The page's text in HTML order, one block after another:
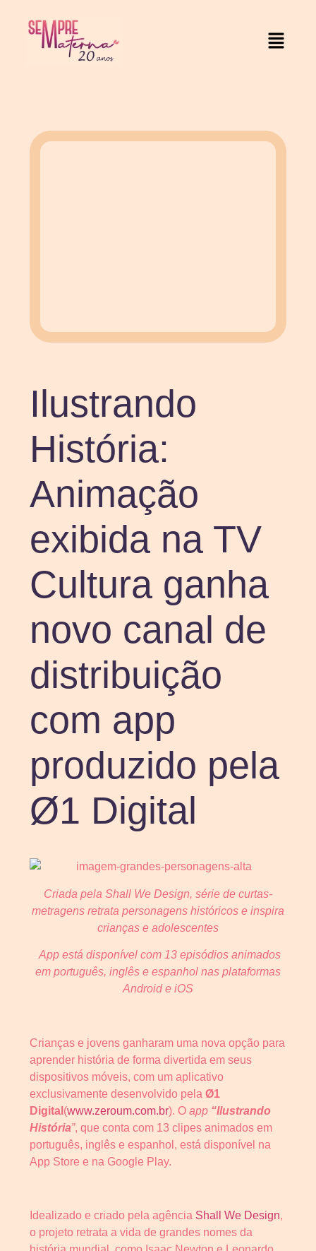
Ilustrando
História:
Animação
exibida na TV
Cultura ganha
novo canal de
distribuição
com app
produzido pela
Ø1 Digital
Criada pela Shall We Design, série de curtas-
metragens retrata personagens históricos e inspira
crianças e adolescentes
App está disponível com 13 episódios animados
em português, inglês e espanhol nas plataformas
Android e iOS
Crianças e jovens ganharam uma nova opção para
aprender história de forma divertida em seus
dispositivos móveis, com um aplicativo
exclusivamente desenvolvido pela Ø1
Digital (www.zeroum.com.br). O app “Ilustrando
História”, que conta com 13 clipes animados em
português, inglês e espanhol, está disponível na
App Store e na Google Play.
Idealizado e criado pela agência Shall We Design,
o projeto retrata a vida de grandes nomes da